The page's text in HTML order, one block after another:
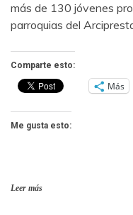
más de 130 jóvenes
parroquias del
Comparte esto:
Más
Me gusta esto:
Leer más